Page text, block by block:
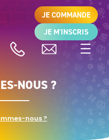
JE COMMANDE
JE M'INSCRIS
NOUS ?
nous ?